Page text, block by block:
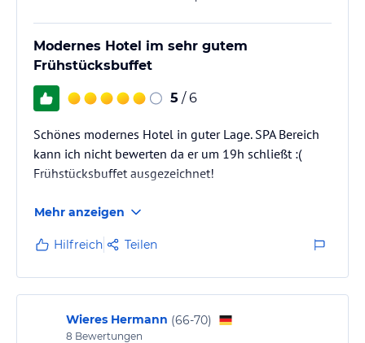
Modernes Hotel im sehr gutem
Frühstücksbuffet
5 / 6
Schönes modernes Hotel in guter Lage. SPA Bereich
kann ich nicht bewerten da er um 19h schließt :(
Frühstücksbuffet ausgezeichnet!
Mehr anzeigen
Hilfreich Teilen
Wieres Hermann (66-70)
8 Bewertungen